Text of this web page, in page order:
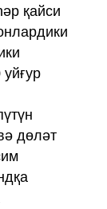
қайси
дөләт